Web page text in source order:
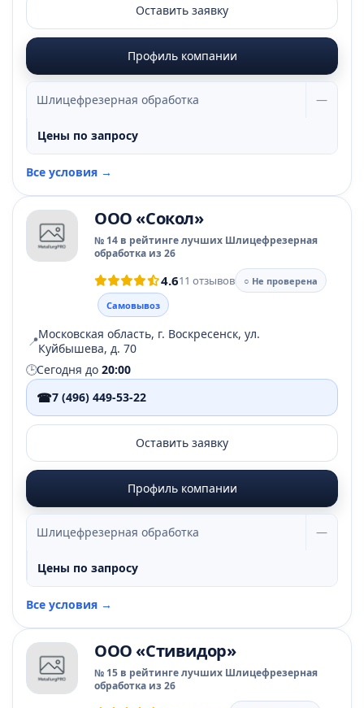
Оставить заявку
Профиль компании
Шлицефрезерная обработка —
Цены по запросу
Все условия →
ООО «Сокол»
№ 14 в рейтинге лучших Шлицефрезерная
обработка из 26
4.611 отзывов
○ Не проверена
Самовывоз
📍Московская область, г. Воскресенск, ул.
Куйбышева, д. 70
🕒Сегодня до 20:00
☎7 (496) 449-53-22
Оставить заявку
Профиль компании
Шлицефрезерная обработка —
Цены по запросу
Все условия →
ООО «Стивидор»
№ 15 в рейтинге лучших Шлицефрезерная
обработка из 26